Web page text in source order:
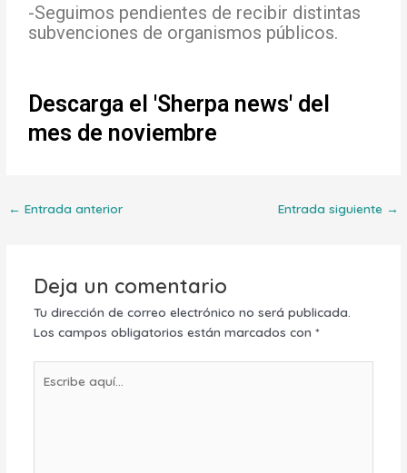
-Seguimos pendientes de recibir distintas
subvenciones de organismos públicos.
Descarga el 'Sherpa news' del
mes de noviembre
← Entrada anterior Entrada siguiente →
Deja un comentario
Tu dirección de correo electrónico no será publicada.
Los campos obligatorios están marcados con *
aquí...